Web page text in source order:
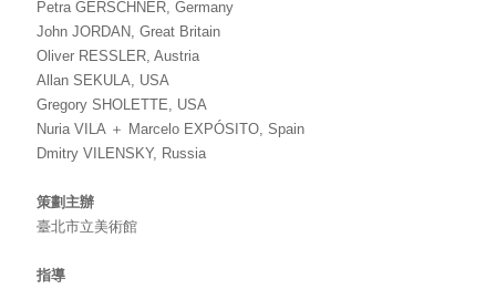
Petra GERSCHNER, Germany
John JORDAN, Great Britain
Oliver RESSLER, Austria
Allan SEKULA, USA
Gregory SHOLETTE, USA
Nuria VILA ＋ Marcelo EXPÓSITO, Spain
Dmitry VILENSKY, Russia
策劃主辦
臺北市立美術館
指導